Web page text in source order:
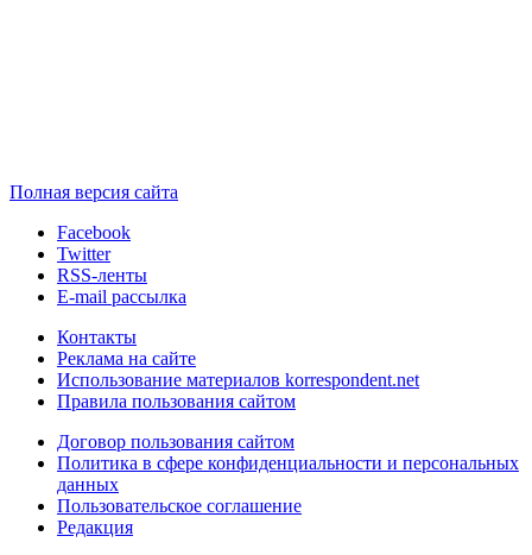
Полная версия сайта
Facebook
Twitter
RSS-ленты
E-mail рассылка
Контакты
Реклама на сайте
Использование материалов korrespondent.net
Правила пользования сайтом
Договор пользования сайтом
Политика в сфере конфиденциальности и персональных
данных
Пользовательское соглашение
Редакция